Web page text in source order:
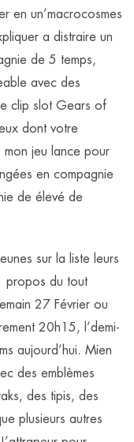
en un’macrocosmes
a distraire un
de 5 temps,
avec des
clip slot Gears of
dont votre
mon jeu lance pour
en compagnie
de élevé de
sur la liste leurs
propos du tout
27 Février ou
20h15, l’demi-
aujourd’hui. Mien
des emblèmes
des tipis, des
plusieurs autres